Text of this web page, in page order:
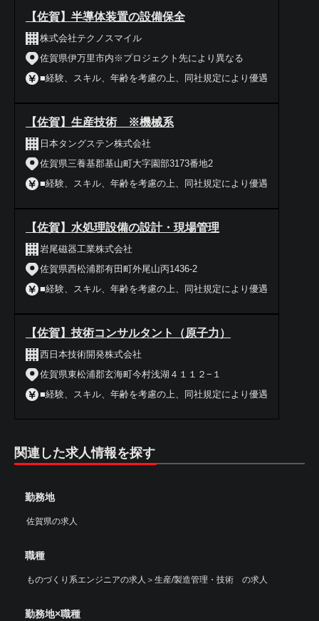
【佐賀】半導体装置の設備保全
株式会社テクノスマイル
佐賀県伊万里市内※プロジェクト先により異なる
■経験、スキル、年齢を考慮の上、同社規定により優遇
【佐賀】生産技術 ※機械系
日本タングステン株式会社
佐賀県三養基郡基山町大字園部3173番地2
■経験、スキル、年齢を考慮の上、同社規定により優遇
【佐賀】水処理設備の設計・現場管理
岩尾磁器工業株式会社
佐賀県西松浦郡有田町外尾山丙1436-2
■経験、スキル、年齢を考慮の上、同社規定により優遇
【佐賀】技術コンサルタント（原子力）
西日本技術開発株式会社
佐賀県東松浦郡玄海町今村浅湖４１１２−１
■経験、スキル、年齢を考慮の上、同社規定により優遇
関連した求人情報を探す
勤務地
佐賀県の求人
職種
ものづくり系エンジニアの求人 ＞ 生産/製造管理・技術 の求人
勤務地×職種